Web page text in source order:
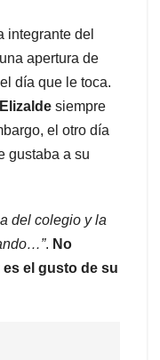
integrante del
apertura de
día que le toca.
siempre
el otro día
gustaba a su
del colegio y la
. No
el gusto de su